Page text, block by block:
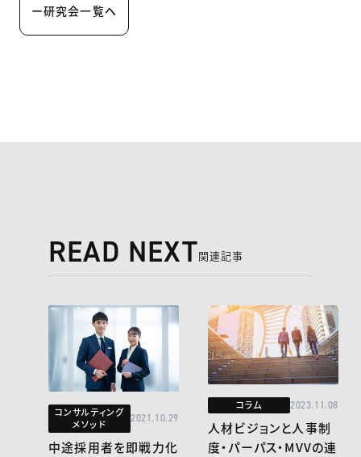
ー研究会一覧へ
READ NEXT関連記事
コンサルティング
メソッド
2021.10.29
中途採用者を即戦力化
コラム 2023.11.08
人材ビジョンと人事制
度・パーパス・MVVの連